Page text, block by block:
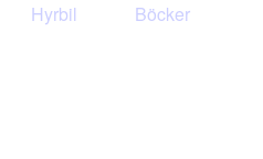
Hyrbil Böcker